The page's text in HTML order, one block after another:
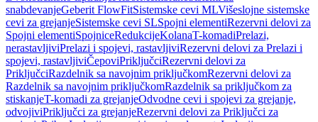
snabdevanjeGeberit FlowFitSistemske cevi MLVišeslojne sistemske
cevi za grejanjeSistemske cevi SLSpojni elementiRezervni delovi za
Spojni elementiSpojniceRedukcijeKolanaT-komadiPrelazi,
nerastavljiviPrelazi i spojevi, rastavljiviRezervni delovi za Prelazi i
spojevi, rastavljiviČepoviPriključciRezervni delovi za
PriključciRazdelnik sa navojnim priključkomRezervni delovi za
Razdelnik sa navojnim priključkomRazdelnik sa priključkom za
stiskanjeT-komadi za grejanjeOdvodne cevi i spojevi za grejanje,
odvojiviPriključci za grejanjeRezervni delovi za Priključci za